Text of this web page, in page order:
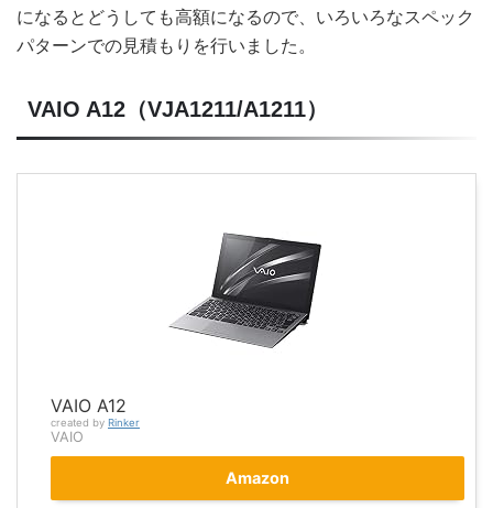
になるとどうしても高額になるので、いろいろなスペック
パターンでの見積もりを行いました。
VAIO A12（VJA1211/A1211）
VAIO A12
created by Rinker
VAIO
Amazon